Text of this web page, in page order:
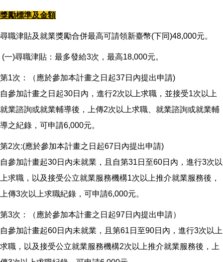
獎勵標準及金額
尋職津貼及就業獎勵合併最高可請領新臺幣(下同)48,000元。
(一)尋職津貼：最多發給3次，最高18,000元。
第1次：（應於參加本計畫之日起37日內提出申請)
自參加計畫之日起30日內，進行2次以上求職，並接受1次以上
就業諮詢或就業輔導後，上傳2次以上求職、就業諮詢或就業輔
導之紀錄，可申請6,000元。
第2次:(應於參加本計畫之日起67日內提出申請)
自參加計畫起30日內未就業，且自第31日至60日內，進行3次以
上求職，以及接受公立就業服務機構1次以上推介就業服務後，
上傳3次以上求職紀錄，可申請6,000元。
第3次：（應於參加本計畫之日起97日內提出申請）
自參加計畫起60日內未就業，且第61日至90日內，進行3次以上
求職，以及接受公立就業服務機構2次以上推介就業服務後，上